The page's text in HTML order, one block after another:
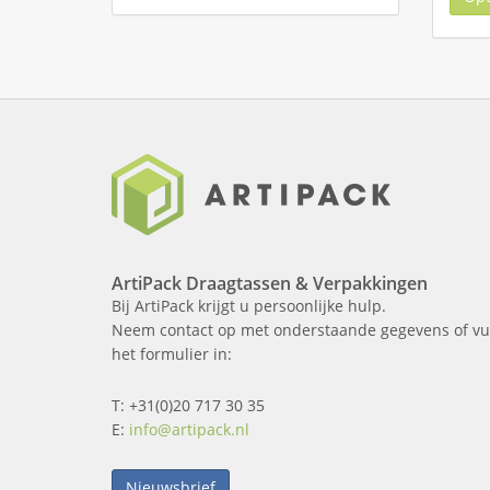
ArtiPack Draagtassen & Verpakkingen
Bij ArtiPack krijgt u persoonlijke hulp.
Neem contact op met onderstaande gegevens of
het formulier in:
T: +31(0)20 717 30 35
E: info@artipack.nl